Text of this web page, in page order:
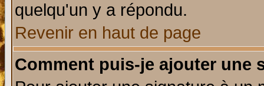
quelqu'un y a répondu.
Revenir en haut de page
Comment puis-je ajouter une